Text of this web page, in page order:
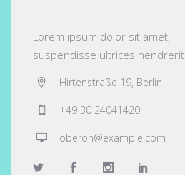
Lorem ipsum dolor sit amet,
suspendisse ultrices hendrerit.
Hirtenstraße 19, Berlin
+49 30 24041420
oberon@example.com